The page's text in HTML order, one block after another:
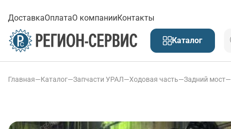
ДоставкаОплатаО компанииКонтакты
Каталог
Главная—Каталог—Запчасти УРАЛ—Ходовая часть—Задний мост—